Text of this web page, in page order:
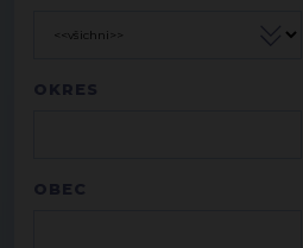
OKRES
OBEC